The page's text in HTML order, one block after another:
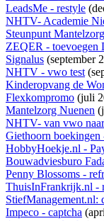
LeadsMe - restyle
NHTV- Academie
Steunpunt
ZEQER - toevoegen
Signalus (september
NHTV - vwo test
Kinderopvang de
Flexkompromo (juli
Mantelzorg Nuenen
NHTV- van vwo
Giethoorn boekingen
HobbyHoekje.nl -
Bouwadviesburo
Penny Blossoms -
ThuisInFrankrijk.nl -
StiefManagement.nl:
Impeco - captcha